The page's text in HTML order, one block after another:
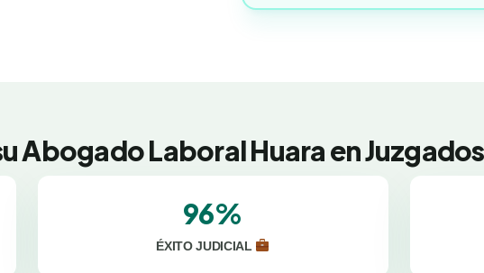
Abogado Laboral Huara en
96%
ÉXITO JUDICIAL